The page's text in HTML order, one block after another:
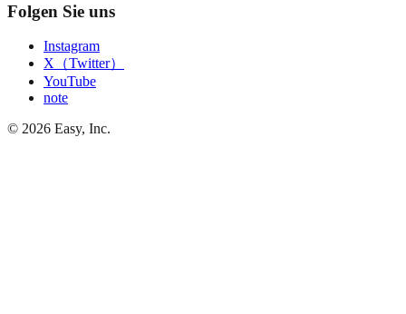
Folgen Sie uns
Instagram
X（Twitter）
YouTube
note
© 2026 Easy, Inc.